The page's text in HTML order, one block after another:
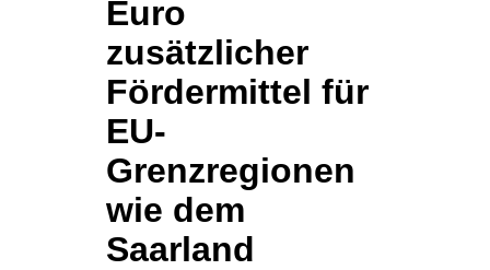
Euro
zusätzlicher
Fördermittel für
EU-
Grenzregionen
wie dem
Saarland